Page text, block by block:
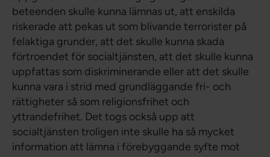
beteenden skulle kunna lämnas ut, att enskilda
riskerade att pekas ut som blivande terrorister på
felaktiga grunder, att det skulle kunna skada
förtroendet för socialtjänsten, att det skulle kunna
uppfattas som diskriminerande eller att det skulle
kunna vara i strid med grundläggande fri- och
rättigheter så som religionsfrihet och
yttrandefrihet. Det togs också upp att
socialtjänsten troligen inte skulle ha så mycket
information att lämna i förebyggande syfte mot